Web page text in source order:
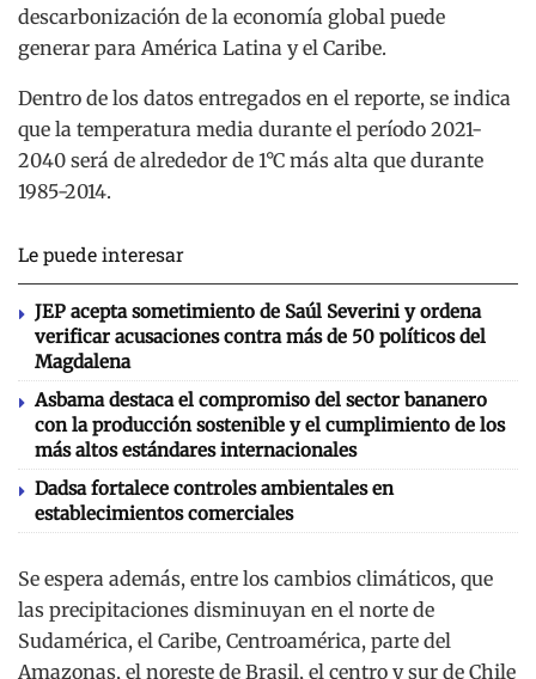
descarbonización de la economía global puede
generar para América Latina y el Caribe.
Dentro de los datos entregados en el reporte, se indica
que la temperatura media durante el período 2021-
2040 será de alrededor de 1°C más alta que durante
1985-2014.
Le puede interesar
JEP acepta sometimiento de Saúl Severini y ordena
verificar acusaciones contra más de 50 políticos del
Magdalena
Asbama destaca el compromiso del sector bananero
con la producción sostenible y el cumplimiento de los
más altos estándares internacionales
Dadsa fortalece controles ambientales en
establecimientos comerciales
Se espera además, entre los cambios climáticos, que
las precipitaciones disminuyan en el norte de
Sudamérica, el Caribe, Centroamérica, parte del
Amazonas, el noreste de Brasil, el centro y sur de Chile